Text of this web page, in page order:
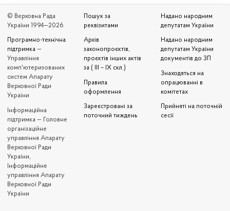
© Верховна Рада
України 1994—2026
Програмно-технічна
підтримка —
Управління
комп'ютеризованих
систем Апарату
Верховної Ради
України
Iнформаційна
підтримка — Головне
організаційне
управління Апарату
Верховної Ради
України,
Інформаційне
управління Апарату
Верховної Ради
України
Пошук за
реквізитами
Архів
законопроєктів,
проєктів інших актів
за ( III – IX скл.)
Правила
оформлення
Зареєстровані за
поточний тиждень
Надано народним
депутатам України
Надано народним
депутатам України
документів до ЗП
Знаходяться на
опрацюванні в
комітетах
Прийняті на поточній
сесії